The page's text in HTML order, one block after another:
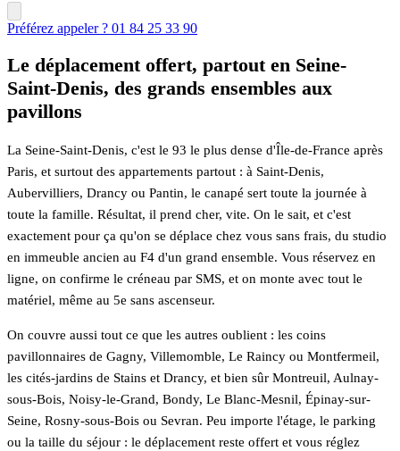
Préférez appeler ? 01 84 25 33 90
Le déplacement offert, partout en Seine-
Saint-Denis, des grands ensembles aux
pavillons
La Seine-Saint-Denis, c'est le 93 le plus dense d'Île-de-France après
Paris, et surtout des appartements partout : à Saint-Denis,
Aubervilliers, Drancy ou Pantin, le canapé sert toute la journée à
toute la famille. Résultat, il prend cher, vite. On le sait, et c'est
exactement pour ça qu'on se déplace chez vous sans frais, du studio
en immeuble ancien au F4 d'un grand ensemble. Vous réservez en
ligne, on confirme le créneau par SMS, et on monte avec tout le
matériel, même au 5e sans ascenseur.
On couvre aussi tout ce que les autres oublient : les coins
pavillonnaires de Gagny, Villemomble, Le Raincy ou Montfermeil,
les cités-jardins de Stains et Drancy, et bien sûr Montreuil, Aulnay-
sous-Bois, Noisy-le-Grand, Bondy, Le Blanc-Mesnil, Épinay-sur-
Seine, Rosny-sous-Bois ou Sevran. Peu importe l'étage, le parking
ou la taille du séjour : le déplacement reste offert et vous réglez